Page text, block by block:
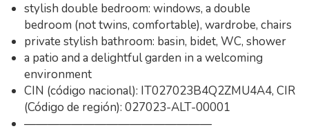
stylish double bedroom: windows, a double
bedroom (not twins, comfortable), wardrobe, chairs
private stylish bathroom: basin, bidet, WC, shower
a patio and a delightful garden in a welcoming
environment
CIN (código nacional): IT027023B4Q2ZMU4A4, CIR
(Código de región): 027023-ALT-00001
————————————————